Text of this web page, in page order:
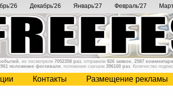
Декабрь'26 Январь'27 Февраль'27
, их посмотрели 7052358 раз, отправили 826 заявок, 2587
положение фестиваля, положения скачали 396100 раз. Количество
Контакты Размещение рекламы